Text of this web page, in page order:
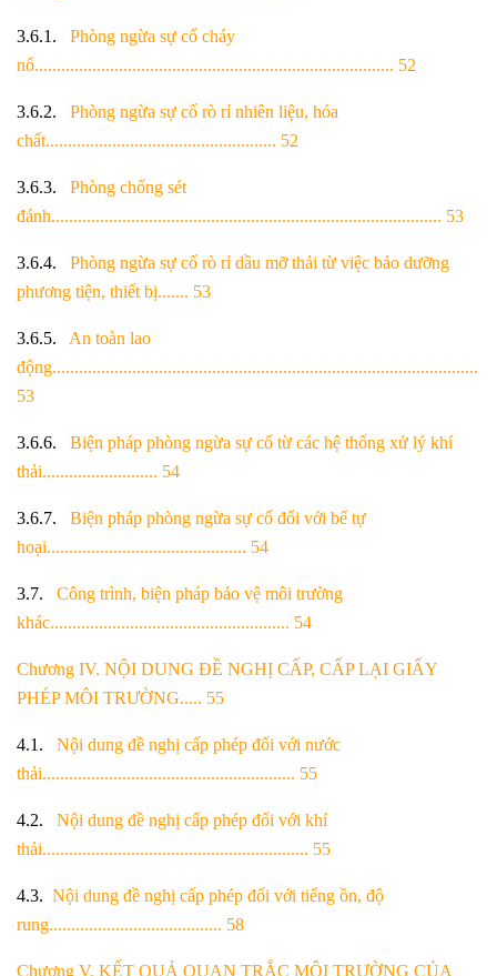
3.6.1. Phòng ngừa sự cố cháy
nổ................................................................................. 52
3.6.2. Phòng ngừa sự cố rò rỉ nhiên liệu, hóa
chất.................................................... 52
3.6.3. Phòng chống sét
đánh........................................................................................ 53
3.6.4. Phòng ngừa sự cố rò rỉ dầu mỡ thải từ việc bảo dưỡng
phương tiện, thiết bị....... 53
3.6.5. An toàn lao
động................................................................................................
53
3.6.6. Biện pháp phòng ngừa sự cố từ các hệ thống xử lý khí
thải.......................... 54
3.6.7. Biện pháp phòng ngừa sự cố đối với bể tự
hoại............................................. 54
3.7. Công trình, biện pháp bảo vệ môi trường
khác...................................................... 54
Chương IV. NỘI DUNG ĐỀ NGHỊ CẤP, CẤP LẠI GIẤY
PHÉP MÔI TRƯỜNG..... 55
4.1. Nội dung đề nghị cấp phép đối với nước
thải......................................................... 55
4.2. Nội dung đề nghị cấp phép đối với khí
thải............................................................ 55
4.3. Nội dung đề nghị cấp phép đối với tiếng ồn, độ
rung....................................... 58
Chương V. KẾT QUẢ QUAN TRẮC MÔI TRƯỜNG CỦA